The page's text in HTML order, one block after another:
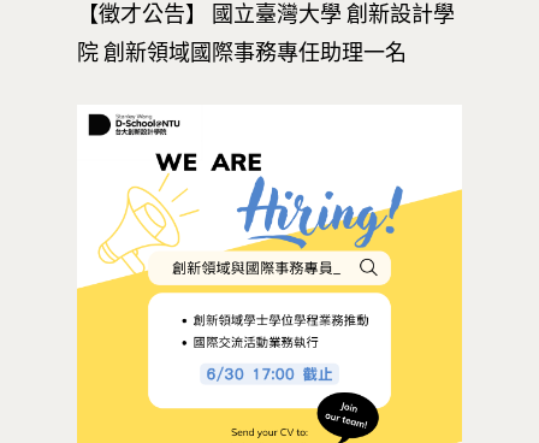
【徵才公告】 國立臺灣大學 創新設計學
院 創新領域國際事務專任助理一名